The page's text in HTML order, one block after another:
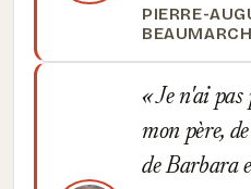
PIERRE-
Je n'ai pas
mon père,
de Barbara